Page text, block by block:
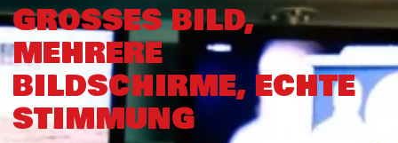
GROSSES BILD, M
EHRERE B
ILDSCHIRME, ECHTE S
TIMMUNG